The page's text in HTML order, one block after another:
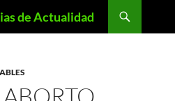
de Actualidad